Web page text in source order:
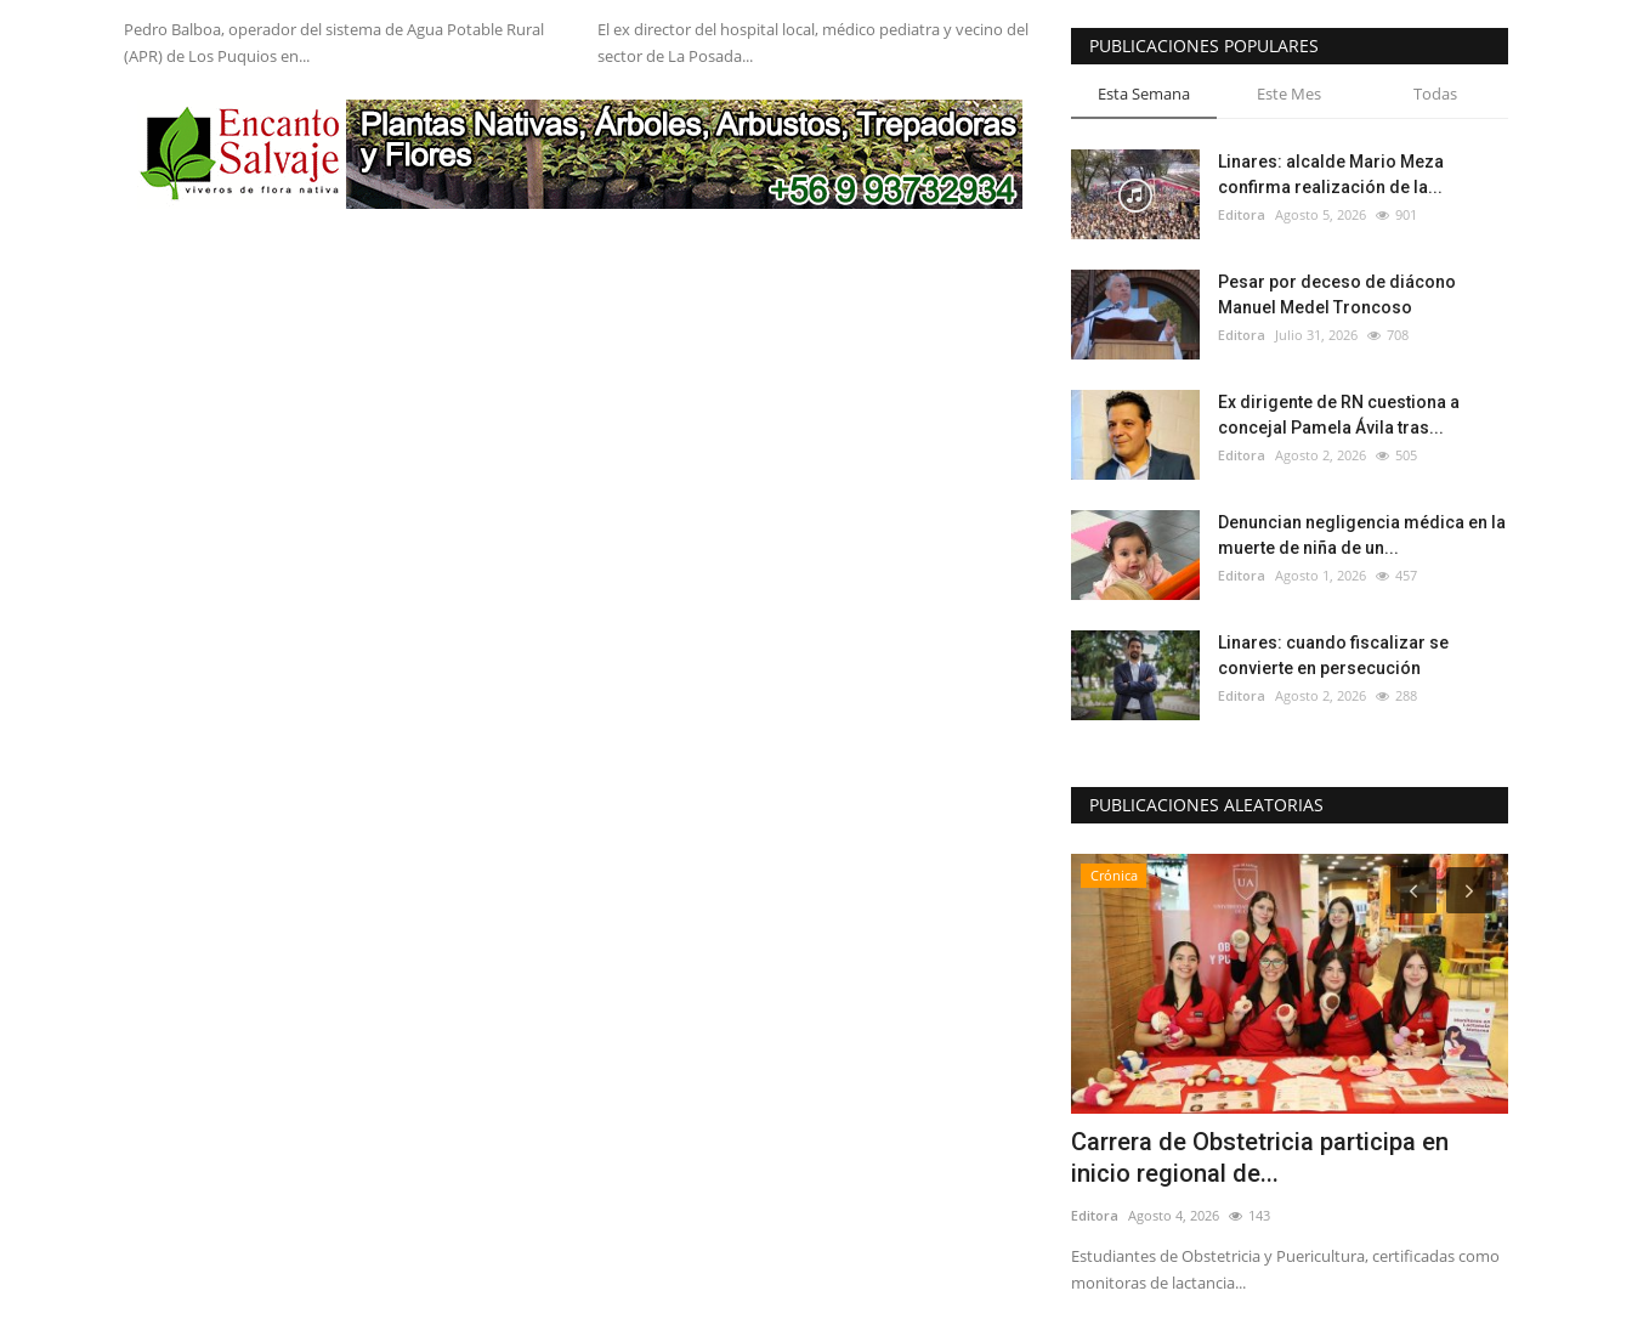
Pedro Balboa, operador del sistema de Agua Potable Rural
(APR) de Los Puquios en...
El ex director del hospital local, médico pediatra y vecino del
sector de La Posada...
PUBLICACIONES POPULARES
Esta Semana Este Mes Todas
Linares: alcalde Mario Meza
confirma realización de la...
Editora Agosto 5, 2026 901
Pesar por deceso de diácono
Manuel Medel Troncoso
Editora Julio 31, 2026 708
Ex dirigente de RN cuestiona a
concejal Pamela Ávila tras...
Editora Agosto 2, 2026 505
Denuncian negligencia médica en la
muerte de niña de un...
Editora Agosto 1, 2026 457
Linares: cuando fiscalizar se
convierte en persecución
Editora Agosto 2, 2026 288
PUBLICACIONES ALEATORIAS
Crónica
Carrera de Obstetricia participa en
inicio regional de...
Editora Agosto 4, 2026 143
Estudiantes de Obstetricia y Puericultura, certificadas como
monitoras de lactancia...